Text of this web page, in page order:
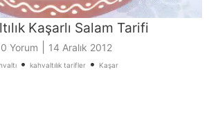
Kaşarlı Salam Tarifi
Yorum 14 Aralık 2012
• kahvaltılık tarifler • Kaşar